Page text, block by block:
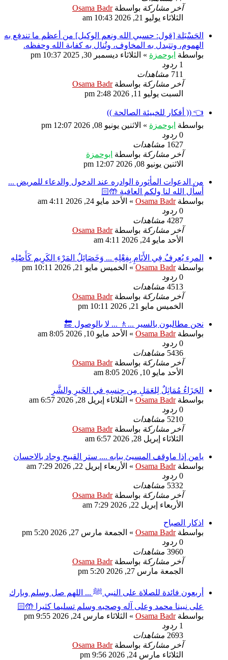
آخر مشاركة بواسطةOsama Badr
الثلاثاء يوليو 21, 2026 10:43 am
الحَسْبَلة [قول: حسبي الله ونعم الوكيل] من أعظم ما تندفع به
الهموم، وتتبدل به المخاوف، وتُنال به كفاية الله وحفظه.
بواسطة ابوحمزة » الثلاثاء ديسمبر 30, 2025 10:37 pm
1 ردود
711 مشاهدات
آخر مشاركة بواسطةOsama Badr
السبت يوليو 11, 2026 2:48 pm
👈 (( أفكار للخبيئة الصالحة ))
بواسطة ابوحمزة » الاثنين يونيو 08, 2026 12:07 pm
0 ردود
1627 مشاهدات
آخر مشاركة بواسطة ابوحمزة
الاثنين يونيو 08, 2026 12:07 pm
من الدعوات المأثورة الوادره عند الدخول والدعاء للمريض ...
أسأل الله لنا ولكم العافية 🤲🏻
بواسطةOsama Badr
» الأحد مايو 24, 2026 4:11 am
0 ردود
4287 مشاهدات
آخر مشاركة بواسطةOsama Badr
الأحد مايو 24, 2026 4:11 am
المرء يُعرفُ فِي الأَنَامِ بِفِعْلِهِ ... وَخَصَائِلُ المَرْءِ الكَرِيم كَأَصْلِهِ
بواسطةOsama Badr
» الخميس مايو 21, 2026 10:11 pm
0 ردود
4513 مشاهدات
آخر مشاركة بواسطةOsama Badr
الخميس مايو 21, 2026 10:11 pm
نحن مطالبون بالسير ...🚶 ... لا بالوصول 🔚
بواسطةOsama Badr
» الأحد مايو 10, 2026 8:05 am
0 ردود
5436 مشاهدات
آخر مشاركة بواسطةOsama Badr
الأحد مايو 10, 2026 8:05 am
الجَزَاءُ مُمَاثِلٌ لِلعَمَلِ مِن جِنسِهِ في الخَيرِ والشَّرِ
بواسطةOsama Badr
» الثلاثاء إبريل 28, 2026 6:57 am
0 ردود
5210 مشاهدات
آخر مشاركة بواسطةOsama Badr
الثلاثاء إبريل 28, 2026 6:57 am
يامن إذا ماوقف المسيئ ببابه .... ستر القبيح وجاد بالاحسان
بواسطةOsama Badr
» الأربعاء إبريل 22, 2026 7:29 am
0 ردود
5332 مشاهدات
آخر مشاركة بواسطةOsama Badr
الأربعاء إبريل 22, 2026 7:29 am
اذكار الصباح
بواسطةOsama Badr
» الجمعة مارس 27, 2026 5:20 pm
0 ردود
3960 مشاهدات
آخر مشاركة بواسطةOsama Badr
الجمعة مارس 27, 2026 5:20 pm
‏أربعون فائدة للصلاة على النبي ﷺ ... اللهم صل وسلم وبارك
على نبينا محمد وعلى آله وصحبه وسلم تسليما كثيرا 🤲🏻
بواسطةOsama Badr
» الثلاثاء مارس 24, 2026 9:55 pm
1 ردود
2693 مشاهدات
آخر مشاركة بواسطةOsama Badr
الثلاثاء مارس 24, 2026 9:56 pm